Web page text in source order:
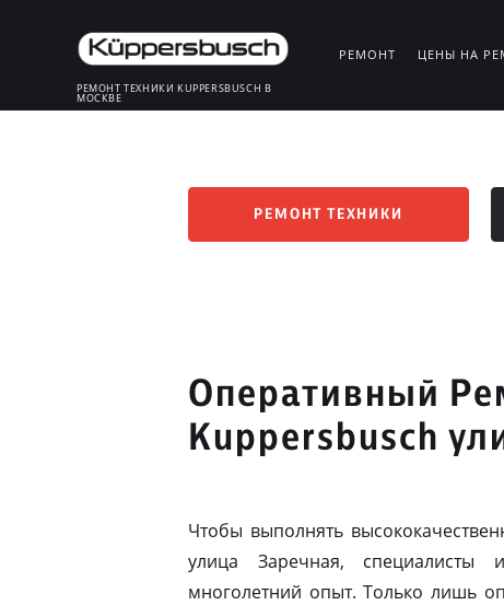
РЕМОНТ ТЕХНИКИ KUPPERSBUSCH В
МОСКВЕ
РЕМОНТ ЦЕНЫ НА
РЕМОНТ ТЕХНИКИ
Оперативный
Kuppersbusch
Чтобы выполнять
улица Заречная, специалисты
многолетний опыт. Только лишь